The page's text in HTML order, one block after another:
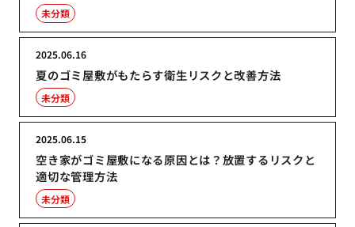
未分類
夏のゴミ屋敷がもたらす衛生リスクと改善方法
2025.06.16
未分類
空き家がゴミ屋敷になる原因とは？放置するリスクと
適切な管理方法
2025.06.15
未分類